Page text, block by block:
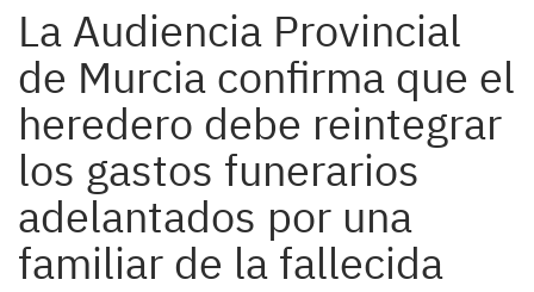
La Audiencia Provincial
de Murcia confirma que el
heredero debe reintegrar
los gastos funerarios
adelantados por una
familiar de la fallecida